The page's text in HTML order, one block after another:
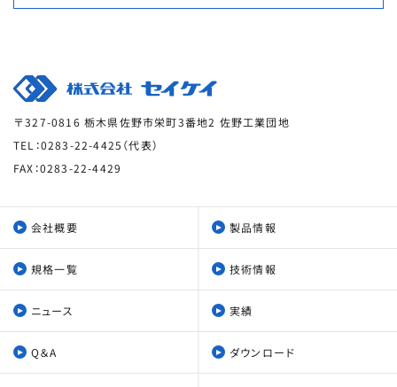
〒327-0816 栃木県佐野市栄町3番地2 佐野工業団地
TEL：0283-22-4425（代表）
FAX：0283-22-4429
会社概要 製品情報
規格一覧 技術情報
ニュース 実績
Q＆A ダウンロード